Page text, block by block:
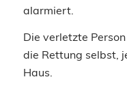
alarmiert.
Die verletzte
die Rettung selbst,
Haus.